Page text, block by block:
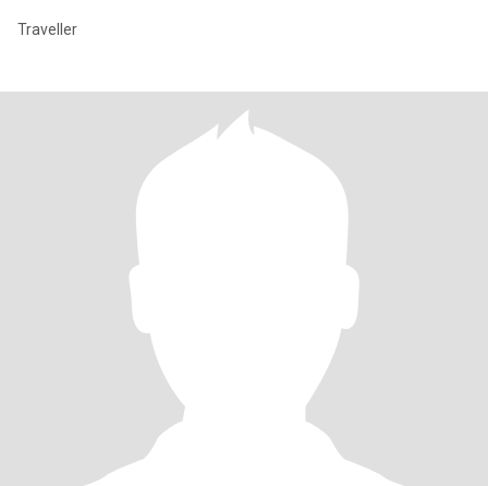
Traveller